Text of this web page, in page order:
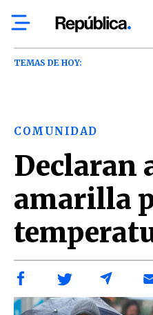
TEMAS DE HOY:
COMUNIDAD
Declaran
amarilla